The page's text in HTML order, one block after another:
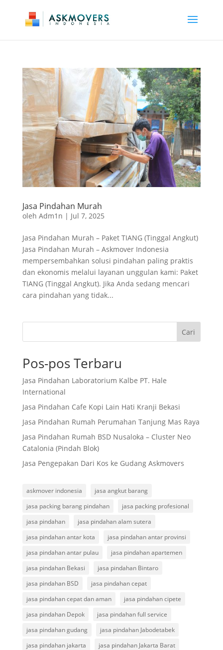
Jasa Pindahan Murah
oleh Adm1n | Jul 7, 2025
Jasa Pindahan Murah – Paket TIANG (Tinggal Angkut)
Jasa Pindahan Murah – Askmover Indonesia
mempersembahkan solusi pindahan paling praktis
dan ekonomis melalui layanan unggulan kami: Paket
TIANG (Tinggal Angkut). Jika Anda sedang mencari
cara pindahan yang tidak...
Cari
Pos-pos Terbaru
Jasa Pindahan Laboratorium Kalbe PT. Hale
International
Jasa Pindahan Cafe Kopi Lain Hati Kranji Bekasi
Jasa Pindahan Rumah Perumahan Tanjung Mas Raya
Jasa Pindahan Rumah BSD Nusaloka – Cluster Neo
Catalonia (Pindah Blok)
Jasa Pengepakan Dari Kos ke Gudang Askmovers
askmover indonesia
jasa angkut barang
jasa packing barang pindahan
jasa packing profesional
jasa pindahan
jasa pindahan alam sutera
jasa pindahan antar kota
jasa pindahan antar provinsi
jasa pindahan antar pulau
jasa pindahan apartemen
jasa pindahan Bekasi
jasa pindahan Bintaro
jasa pindahan BSD
jasa pindahan cepat
jasa pindahan cepat dan aman
jasa pindahan cipete
jasa pindahan Depok
jasa pindahan full service
jasa pindahan gudang
jasa pindahan Jabodetabek
jasa pindahan jakarta
jasa pindahan Jakarta Barat